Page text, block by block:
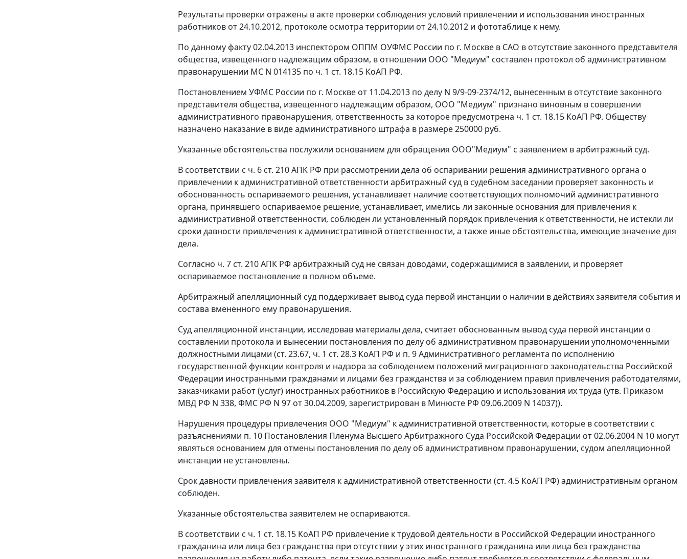
Результаты проверки отражены в акте проверки соблюдения условий привлечении и использования иностранных
работников от 24.10.2012, протоколе осмотра территории от 24.10.2012 и фототаблице к нему.
По данному факту 02.04.2013 инспектором ОППМ ОУФМС России по г. Москве в САО в отсутствие законного представителя
общества, извещенного надлежащим образом, в отношении ООО "Медиум" составлен протокол об административном
правонарушении МС N 014135 по ч. 1 ст. 18.15 КоАП РФ.
Постановлением УФМС России по г. Москве от 11.04.2013 по делу N 9/9-09-2374/12, вынесенным в отсутствие законного
представителя общества, извещенного надлежащим образом, ООО "Медиум" признано виновным в совершении
административного правонарушения, ответственность за которое предусмотрена ч. 1 ст. 18.15 КоАП РФ. Обществу
назначено наказание в виде административного штрафа в размере 250000 руб.
Указанные обстоятельства послужили основанием для обращения ООО"Медиум" с заявлением в арбитражный суд.
В соответствии с ч. 6 ст. 210АПК РФ при рассмотрении дела об оспаривании решения административного органа о
привлечении к административной ответственности арбитражный суд в судебном заседании проверяет законность и
обоснованность оспариваемого решения, устанавливает наличие соответствующих полномочий административного
органа, принявшего оспариваемое решение, устанавливает, имелись ли законные основания для привлечения к
административной ответственности, соблюден ли установленный порядок привлечения к ответственности, не истекли ли
сроки давности привлечения к административной ответственности, а также иные обстоятельства, имеющие значение для
дела.
Согласно ч. 7 ст. 210АПК РФ арбитражный суд не связан доводами, содержащимися в заявлении, и проверяет
оспариваемое постановление в полном объеме.
Арбитражный апелляционный суд поддерживает вывод суда первой инстанции о наличии в действиях заявителя события и
состава вмененного ему правонарушения.
Суд апелляционной инстанции, исследовав материалы дела, считает обоснованным вывод суда первой инстанции о
составлении протокола и вынесении постановления по делу об административном правонарушении уполномоченными
должностными лицами (ст. 23.67, ч. 1 ст. 28.3 КоАП РФ и п. 9 Административного регламента по исполнению
государственной функции контроля и надзора за соблюдением положений миграционного законодательства Российской
Федерации иностранными гражданами и лицами без гражданства и за соблюдением правил привлечения работодателями,
заказчиками работ (услуг) иностранных работников в Российскую Федерацию и использования их труда (утв. Приказом
МВД РФ N 338, ФМС РФ N 97 от 30.04.2009, зарегистрирован в Минюсте РФ 09.06.2009 N 14037)).
Нарушения процедуры привлечения ООО "Медиум" к административной ответственности, которые в соответствии с
разъяснениями п. 10 Постановления Пленума Высшего Арбитражного Суда Российской Федерации от 02.06.2004 N 10 могут
являться основанием для отмены постановления по делу об административном правонарушении, судом апелляционной
инстанции не установлены.
Срок давности привлечения заявителя к административной ответственности (ст. 4.5 КоАП РФ) административным органом
соблюден.
Указанные обстоятельства заявителем не оспариваются.
В соответствии с ч. 1 ст. 18.15 КоАП РФ привлечение к трудовой деятельности в Российской Федерации иностранного
гражданина или лица без гражданства при отсутствии у этих иностранного гражданина или лица без гражданства